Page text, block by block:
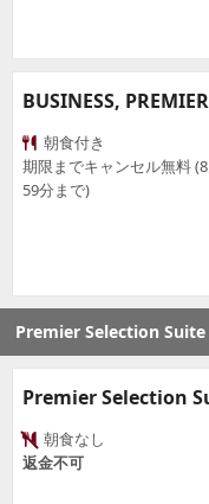
BUSINESS,
朝食付き
期限までキャンセル無料
59分まで)
Premier Selection
Premier Selection
朝食なし
返金不可